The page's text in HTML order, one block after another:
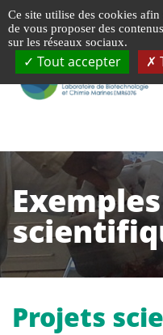
Accéder au site complet
Projets
Ce site utilise des cookies
de vous proposer des
sur les réseaux sociaux.
Tout accepter